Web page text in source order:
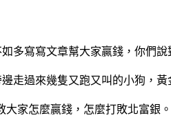
多寫寫文章幫大家贏錢，你們說
走過來幾隻又跑又叫的小狗，黃
家怎麼贏錢，怎麼打敗北富銀。